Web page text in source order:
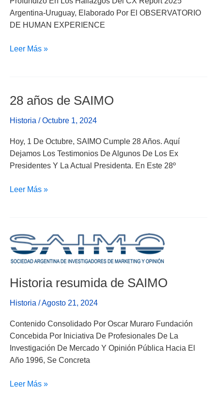
Argentina-Uruguay, Elaborado Por El OBSERVATORIO
DE HUMAN EXPERIENCE
Del
Cliente
Leer Más »
28 años de SAIMO
Historia /Octubre 1, 2024
Hoy, 1 De Octubre, SAIMO Cumple 28 Años. Aquí
Dejamos Los Testimonios De Algunos De Los Ex
Presidentes Y La Actual Presidenta. En Este 28º
28
De
Leer Más »
Historia resumida de SAIMO
Historia /Agosto 21, 2024
Contenido Consolidado Por Oscar Muraro Fundación
Concebida Por Iniciativa De Profesionales De La
Investigación De Mercado Y Opinión Pública Hacia El
Año 1996, Se Concreta
Historia
Resumida
De
Leer Más »